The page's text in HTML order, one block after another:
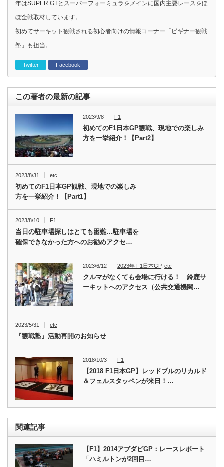
年はSUPER GTとスーパーフォーミュラをメインに国内主要レースをほ
ぼ全戦取材しています。
初めてサーキット観戦される初心者向けの情報コーナー「ビギナー観戦
塾」も担当。
Twitter Facebook
この著者の最新の記事
2023/9/8 F1
初めてのF1日本GP観戦、現地での楽しみ
方を一挙紹介！【Part2】
2023/8/31 etc
初めてのF1日本GP観戦、現地での楽しみ
方を一挙紹介！【Part1】
2023/8/10 F1
当日の駐車場探しはとても困難…駐車場を
確保できなかった方へのお勧めアクセ…
2023/6/12 2023年 F1日本GP,etc
クルマがなくても会場に行ける！ 鈴鹿サ
ーキットへのアクセス（公共交通機関…
2023/5/31 etc
『観戦塾』活動再開のお知らせ
2018/10/3 F1
【2018 F1日本GP】レッドブルのリカルド
＆フェルスタッペンが来日！…
関連記事
【F1】2014アブダビGP：レースレポート
「ハミルトンが2回目…